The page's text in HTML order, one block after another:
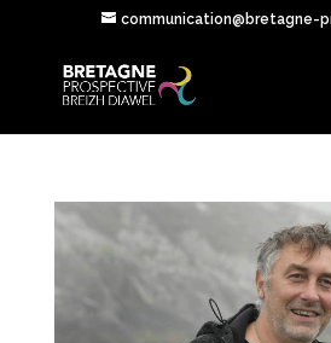
communication@bretagne-